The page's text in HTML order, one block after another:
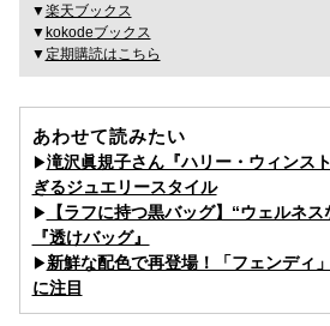
▼楽天ブックス
▼ kokodeブックス
▼ 定期購読はこちら
あわせて読みたい
▶︎滝沢眞規子さん『ハリー・ウィンス
ぎるジュエリースタイル
▶︎
【ラフに持つ黒バッグ】“ウェルネ
『透けバッグ』
▶︎新鮮な配色で再登場！「フェンディ
に注目